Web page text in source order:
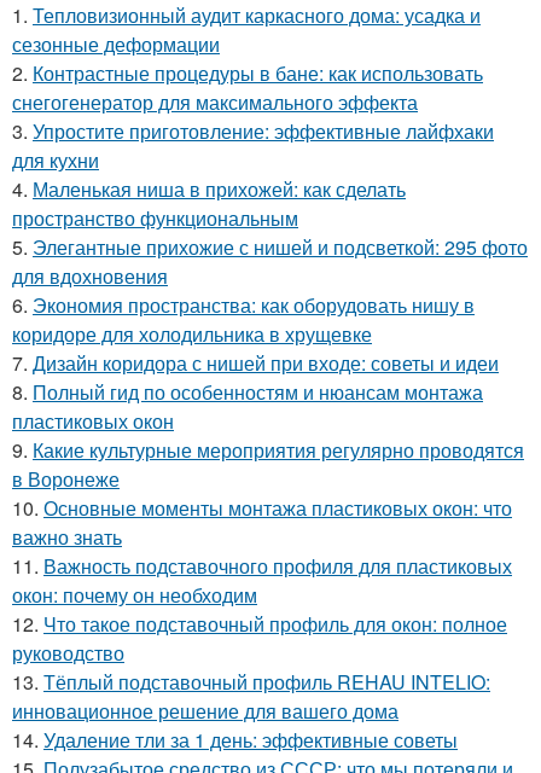
1. Тепловизионный аудит каркасного дома: усадка и
сезонные деформации
2. Контрастные процедуры в бане: как использовать
снегогенератор для максимального эффекта
3. Упростите приготовление: эффективные лайфхаки
для кухни
4. Маленькая ниша в прихожей: как сделать
пространство функциональным
5. Элегантные прихожие с нишей и подсветкой: 295 фото
для вдохновения
6. Экономия пространства: как оборудовать нишу в
коридоре для холодильника в хрущевке
7. Дизайн коридора с нишей при входе: советы и идеи
8. Полный гид по особенностям и нюансам монтажа
пластиковых окон
9. Какие культурные мероприятия регулярно проводятся
в Воронеже
10. Основные моменты монтажа пластиковых окон: что
важно знать
11. Важность подставочного профиля для пластиковых
окон: почему он необходим
12. Что такое подставочный профиль для окон: полное
руководство
13. Тёплый подставочный профиль REHAU INTELIO:
инновационное решение для вашего дома
14. Удаление тли за 1 день: эффективные советы